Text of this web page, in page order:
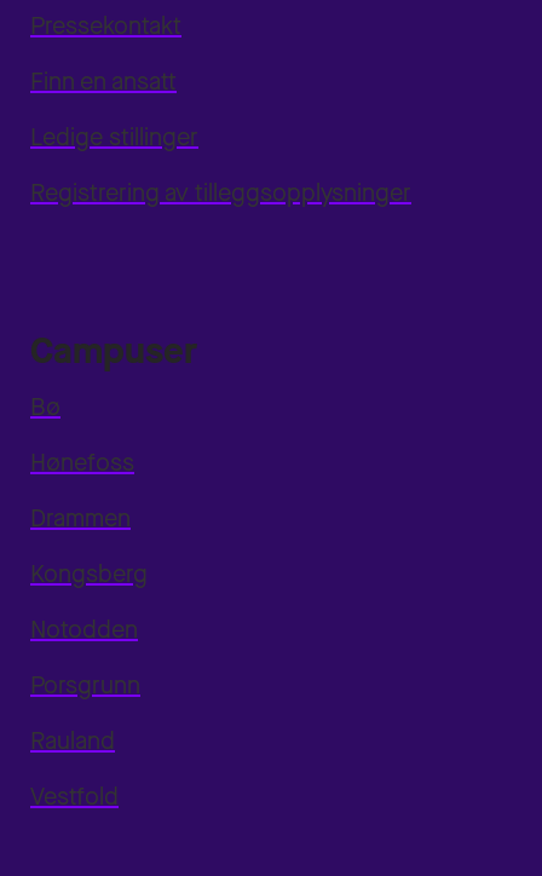
Pressekontakt
Finn en ansatt
Ledige stillinger
Registrering av tilleggsopplysninger
Campuser
Bø
Hønefoss
Drammen
Kongsberg
Notodden
Porsgrunn
Rauland
Vestfold